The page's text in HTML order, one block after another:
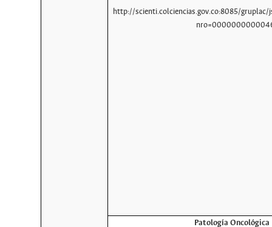
http://scienti.colciencias.gov.co:8085/gruplac/
Patología Oncológica